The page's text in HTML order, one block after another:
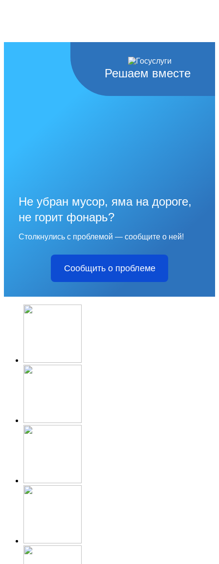
Решаем вместе
Не убран мусор, яма на дороге,
не горит фонарь?
Столкнулись с проблемой — сообщите о ней!
Сообщить о проблеме